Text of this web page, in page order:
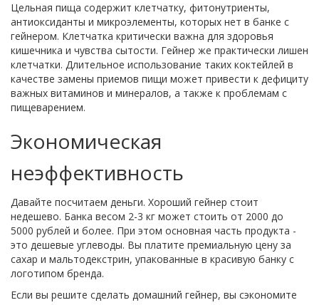
Цельная пища содержит клетчатку, фитонутриенты,
антиоксиданты и микроэлементы, которых нет в банке с
гейнером. Клетчатка критически важна для здоровья
кишечника и чувства сытости. Гейнер же практически лишен
клетчатки. Длительное использование таких коктейлей в
качестве замены приемов пищи может привести к дефициту
важных витаминов и минералов, а также к проблемам с
пищеварением.
Экономическая
неэффективность
Давайте посчитаем деньги. Хороший гейнер стоит
недешево. Банка весом 2-3 кг может стоить от 2000 до
5000 рублей и более. При этом основная часть продукта -
это дешевые углеводы. Вы платите премиальную цену за
сахар и мальтодекстрин, упакованные в красивую банку с
логотипом бренда.
Если вы решите сделать домашний гейнер, вы сэкономите